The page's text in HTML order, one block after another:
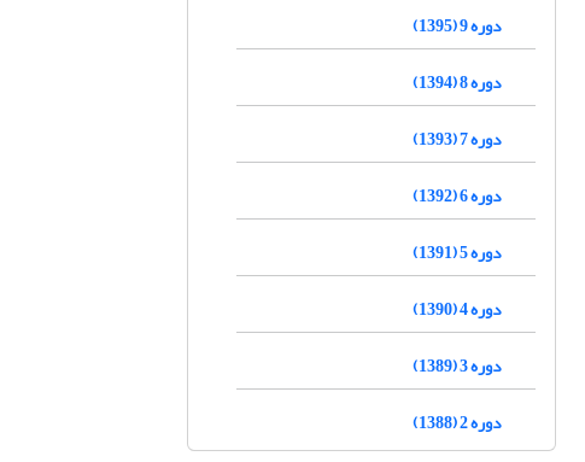
دوره 9 (1395)
دوره 8 (1394)
دوره 7 (1393)
دوره 6 (1392)
دوره 5 (1391)
دوره 4 (1390)
دوره 3 (1389)
دوره 2 (1388)